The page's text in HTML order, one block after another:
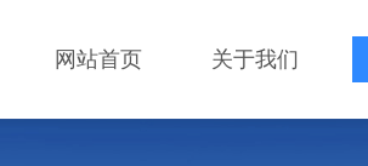
网站首页 关于我们